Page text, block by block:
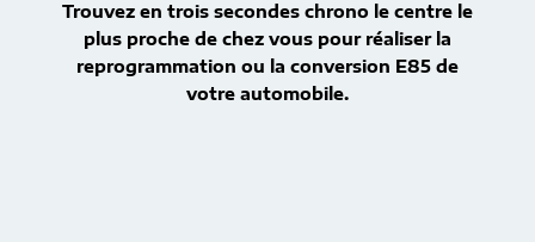
Trouvez en trois secondes chrono le centre le
plus proche de chez vous pour réaliser la
reprogrammation ou la conversion E85 de
votre automobile.